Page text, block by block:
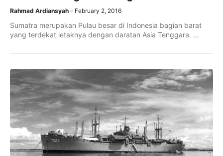
Rahmad Ardiansyah February 2, 2016
Sumatra merupakan Pulau besar di Indonesia bagian barat
yang terdekat letaknya dengan daratan Asia Tenggara. ...